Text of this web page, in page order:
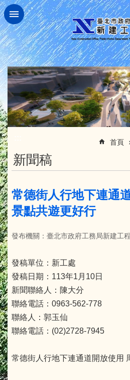
跳到主要內容區塊
首頁
新聞稿
常德街人行地下連通
景點共遊更好行
發布機關：臺北市政府工務局新建工
發稿單位：新工處
發稿日期：113年1月10日
新聞聯絡人：陳大分
聯絡電話：0963-562-778
聯絡人：郭玉仙
聯絡電話：(02)2728-7945
常德街人行地下連通道開放使用